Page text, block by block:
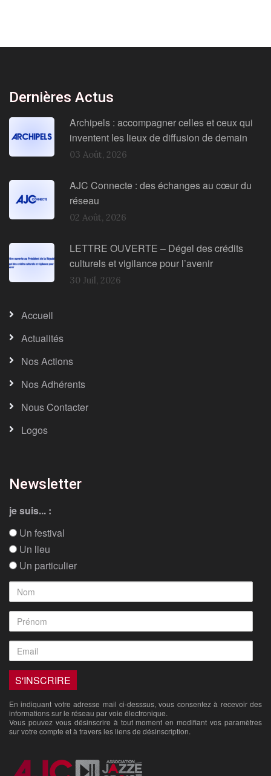
Dernières Actus
Archipels : accompagner celles et ceux qui
inventent les lieux de diffusion de demain
03 Août, 2026
AJC Connecte : des échanges au cœur du
réseau
02 Août, 2026
LETTRE OUVERTE – Dégel des crédits
culturels et vigilance pour l’avenir
30 Juil, 2026
Accueil
Actualités
Nos Actions
Nos Adhérents
Nous Contacter
Logos
Newsletter
je suis... :
Un festival
Un lieu
Un particulier
En indiquant votre adresse mail ci-desssus, vous consentez à recevoir des
informations sur le réseau par voie électronique.
Vous pouvez vous désinscrire à tout moment en modifiant vos paramètres
sur votre compte et à travers les liens de désinscription.